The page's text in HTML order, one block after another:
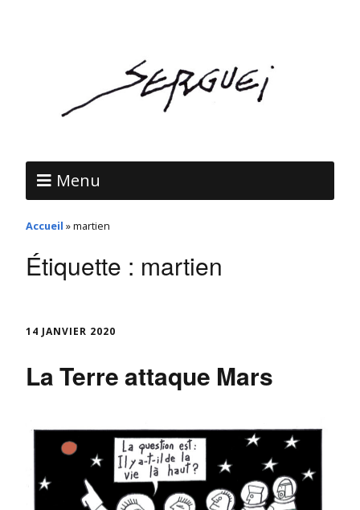
Menu
Accueil »martien
Étiquette : martien
14 JANVIER 2020
La Terre attaque Mars